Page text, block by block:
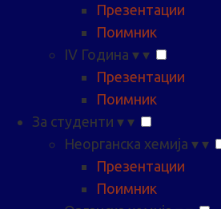
Презентации
Поимник
IV Година ▾ ▾
Презентации
Поимник
За студенти ▾ ▾
Неорганска хемија ▾ ▾
Презентации
Поимник